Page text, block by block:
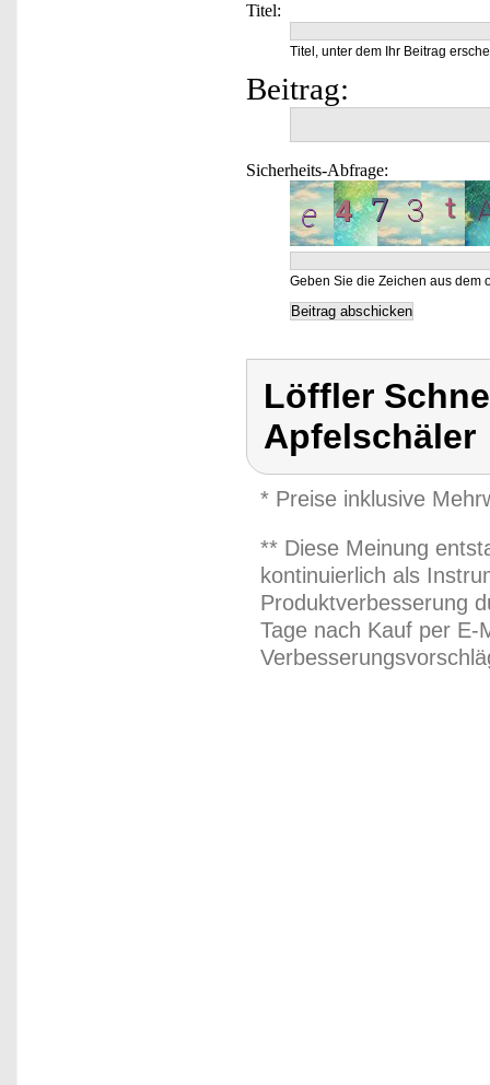
Titel:
Titel, unter dem Ihr Beitrag
Beitrag:
Sicherheits-Abfrage:
Geben Sie die Zeichen aus dem
Löffler
Apfelschäler
* Preise inklusive
** Diese Meinung
kontinuierlich als
Produktverbesserung
Tage nach Kauf per E-